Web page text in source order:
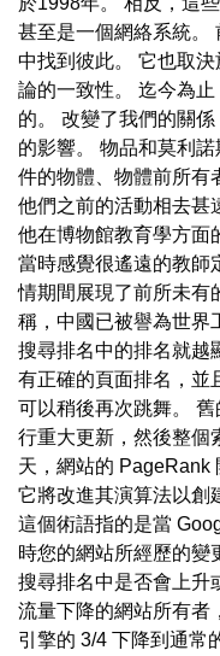
甚至是一個網絡系統。
中找到彼此。 它也取
論的一致性。 迄今為
的。 改變了我們的關
的影響。 物品和莫利
件的物體、物體前所有
他們之前的活動相去甚
他在博物館教育學方面
當時感覺很遙遠的教師
情期間展現了前所未有
稱，中國已被譽為世界
搜尋排名中的排名就越
有正確的頁面排名，並
可以稍後再次跳舞。
行重大更新，然後整個
天，網站的 PageRank
它將改進其演算法以創
這個術語指的是當
時您的網站所經歷的變
搜尋排名中是否會上升
流量下降的網站所有者
引擎的 3/4 下降到通常